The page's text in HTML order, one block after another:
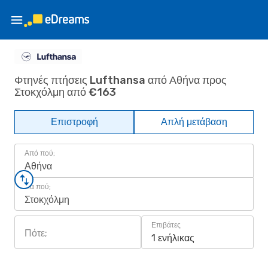
Φτηνές πτήσεις Lufthansa από Αθήνα προς
Στοκχόλμη από €163
Επιστροφή Απλή μετάβαση
Από πού;
Αθήνα
Για πού;
Στοκχόλμη
Πότε;
Επιβάτες
1 ενήλικας